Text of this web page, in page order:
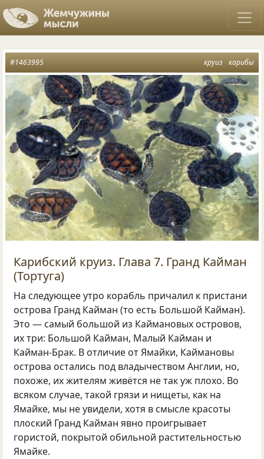
круиз карибы
#1463995
Карибский круиз. Глава 7. Гранд Кайман
(Тортуга)
На следующее утро корабль причалил к пристани
острова Гранд Кайман (то есть Большой Кайман).
Это — самый большой из Каймановых островов,
их три: Большой Кайман, Малый Кайман и
Кайман-Брак. В отличие от Ямайки, Каймановы
острова остались под владычеством Англии, но,
похоже, их жителям живётся не так уж плохо. Во
всяком случае, такой грязи и нищеты, как на
Ямайке, мы не увидели, хотя в смысле красоты
плоский Гранд Кайман явно проигрывает
гористой, покрытой обильной растительностью
Ямайке.